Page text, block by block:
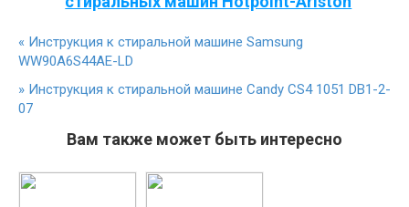
« Инструкция к стиральной машине Samsung
WW90A6S44AE-LD
» Инструкция к стиральной машине Candy CS4 1051 DB1-2-
07
Вам также может быть интересно